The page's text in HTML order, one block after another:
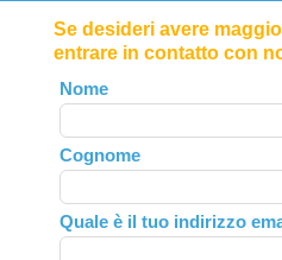
Se desideri avere
entrare in contatto con
Leave
this
field
blank
Nome
Cognome
Quale è il tuo indirizzo